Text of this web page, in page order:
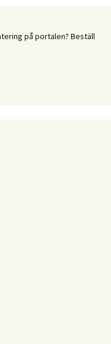
på portalen? Beställ